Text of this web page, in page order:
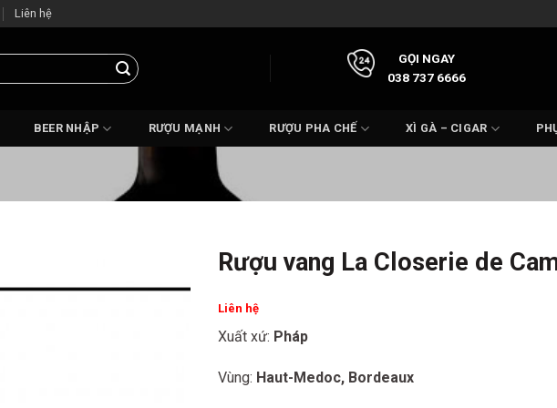
Liên hệ
GỌI NGAY
038 737 6666
BEER NHẬP RƯỢU MẠNH RƯỢU PHA CHẾ XÌ GÀ – CIGAR
Rượu vang La Closerie de
Liên hệ
Xuất xứ: Pháp
Vùng: Haut-Medoc, Bordeaux